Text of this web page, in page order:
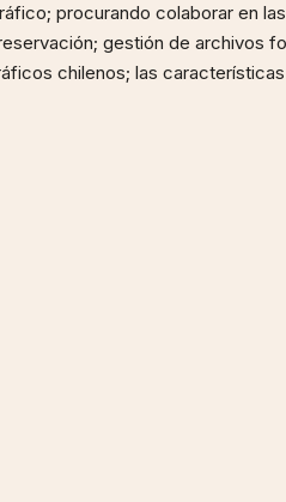
procurando colaborar en
gestión de archivos
chilenos; las